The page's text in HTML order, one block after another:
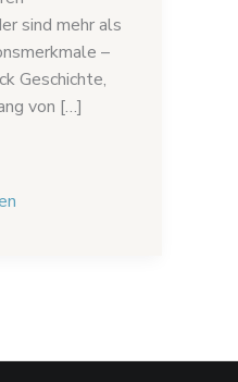
sind mehr als
–
Geschichte,
von […]